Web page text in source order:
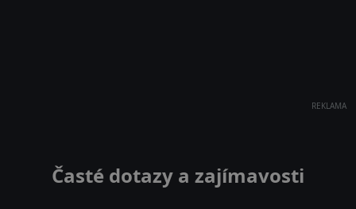
REKLAMA
Časté dotazy a zajímavosti